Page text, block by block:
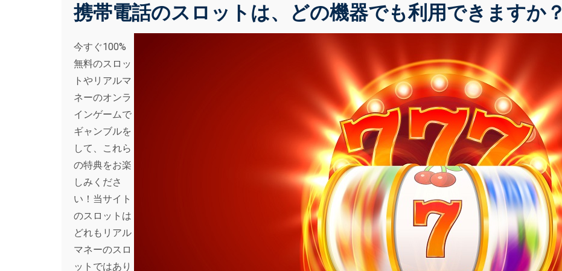
携帯電話のスロットは、どの機器でも利用できますか？
今すぐ100%
無料のスロッ
トやリアルマ
ネーのオンラ
インゲームで
ギャンブルを
して、これら
の特典をお楽
しみくださ
い！当サイト
のスロットは
どれもリアル
マネーのスロ
ットではあり